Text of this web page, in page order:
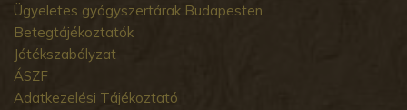
Ügyeletes gyógyszertárak Budapesten
Betegtájékoztatók
Játékszabályzat
ÁSZF
Adatkezelési Tájékoztató